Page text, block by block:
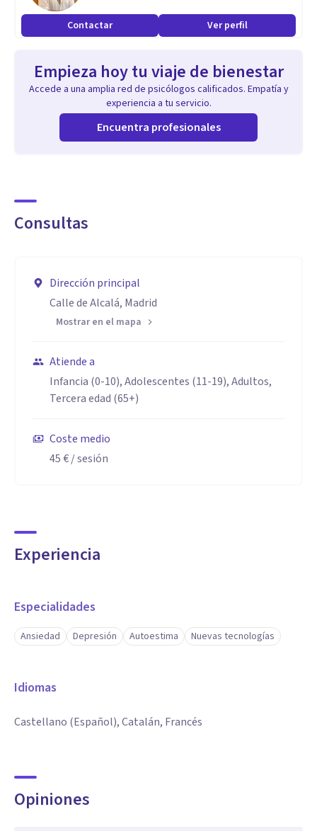
Aptitudes
adolescentes, adultos y parejas. Cuento con amplia
formación de postgrado y experiencia en psicología clínica y
de la salud.
Contactar Ver perfil
Empieza hoy tu viaje de bienestar
Accede a una amplia red de psicólogos calificados. Empatía y
experiencia a tu servicio.
Encuentra profesionales
Consultas
Dirección principal
Calle de Alcalá, Madrid
Mostrar en el mapa
Atiende a
Infancia (0-10), Adolescentes (11-19), Adultos,
Tercera edad (65+)
Coste medio
45 €/ sesión
Experiencia
Especialidades
Ansiedad Depresión Autoestima Nuevas tecnologías
Idiomas
Castellano (Español), Catalán, Francés
Opiniones